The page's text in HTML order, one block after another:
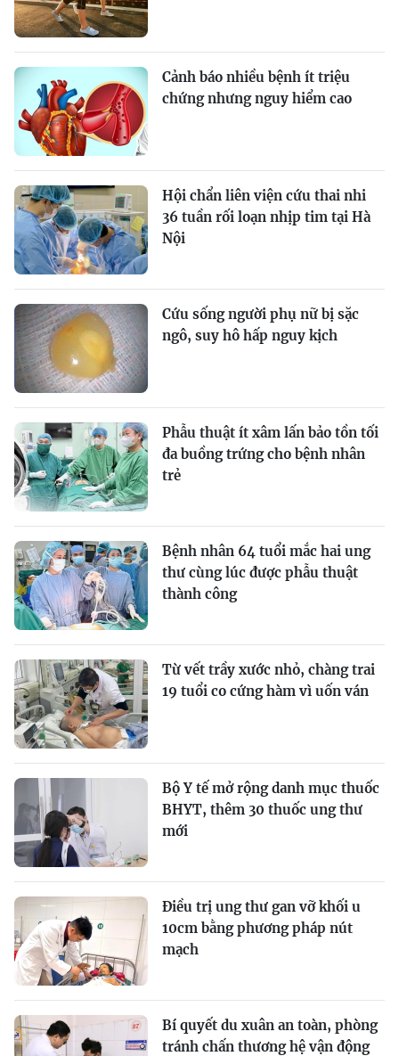
Cảnh báo nhiều bệnh ít triệu
chứng nhưng nguy hiểm cao
Hội chẩn liên viện cứu thai nhi
36 tuần rối loạn nhịp tim tại Hà
Nội
Cứu sống người phụ nữ bị sặc
ngô, suy hô hấp nguy kịch
Phẫu thuật ít xâm lấn bảo tồn tối
đa buồng trứng cho bệnh nhân
trẻ
Bệnh nhân 64 tuổi mắc hai ung
thư cùng lúc được phẫu thuật
thành công
Từ vết trầy xước nhỏ, chàng trai
19 tuổi co cứng hàm vì uốn ván
Bộ Y tế mở rộng danh mục thuốc
BHYT, thêm 30 thuốc ung thư
mới
Điều trị ung thư gan vỡ khối u
10cm bằng phương pháp nút
mạch
Bí quyết du xuân an toàn, phòng
tránh chấn thương hệ vận động